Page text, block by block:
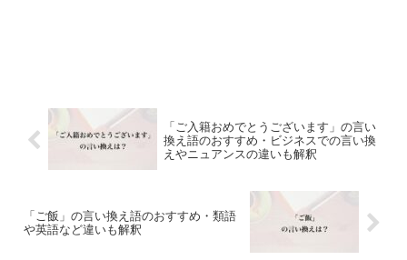
「ご入籍おめでとうございます」の言い
換え語のおすすめ・ビジネスでの言い換
えやニュアンスの違いも解釈
「ご飯」の言い換え語のおすすめ・類語
や英語など違いも解釈